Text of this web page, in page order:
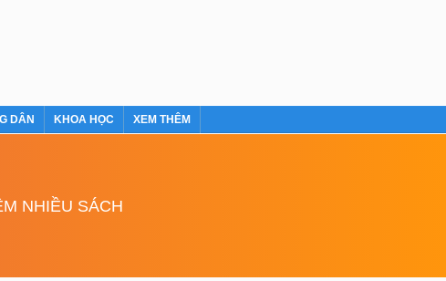
DÂN KHOA HỌC XEM THÊM
NHIỀU SÁCH